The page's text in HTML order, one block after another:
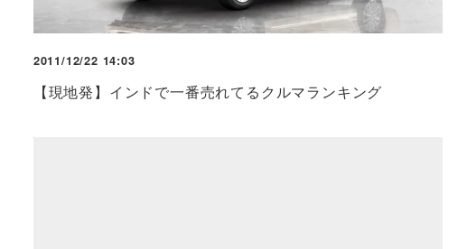
2011/12/22 14:03
【現地発】インドで一番売れてるクルマランキング